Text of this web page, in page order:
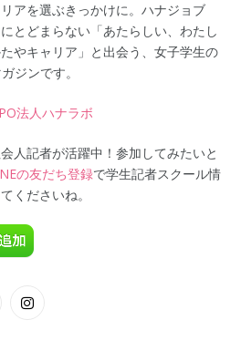
アを選ぶきっかけに。ハナジョブ
とどまらない「あたらしい、わたし
やキャリア」と出会う、女子学生の
ジンです。
法人ハナラボ
人記者が活躍中！参加してみたいと
の友だち登録で学生記者スクール情
くださいね。
Instagram